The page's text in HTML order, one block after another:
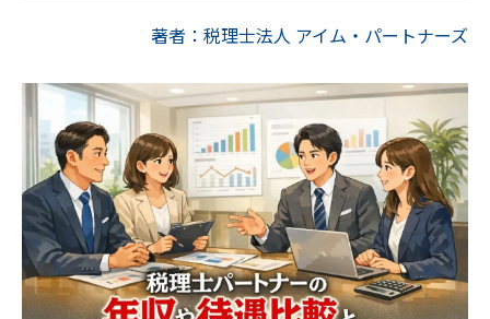
著者：税理士法人 アイム・パートナーズ